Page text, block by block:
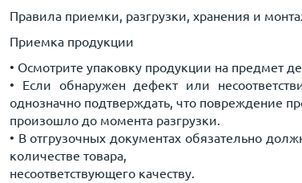
Правила приемки, разгрузки, хранения и
Приемка продукции
• Осмотрите упаковку продукции на предмет
• Если обнаружен дефект или
однозначно подтверждать, что повреждение
произошло до момента разгрузки.
• В отгрузочных документах обязательно
количестве товара,
несоответствующего качеству.